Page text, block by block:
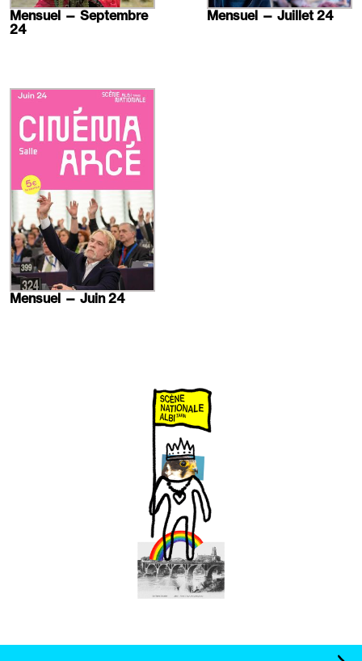
Mensuel — Septembre
24
Mensuel — Juillet 24
Mensuel — Juin 24
En
plus